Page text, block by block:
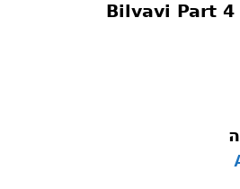
Bilvavi Part